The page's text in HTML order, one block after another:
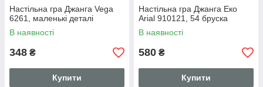
Настільна гра Джанга Vega
6261, маленькі деталі
В наявності
348 ₴
Купити
Настільна гра Джанга Еко
Arial 910121, 54 бруска
В наявності
580 ₴
Купити